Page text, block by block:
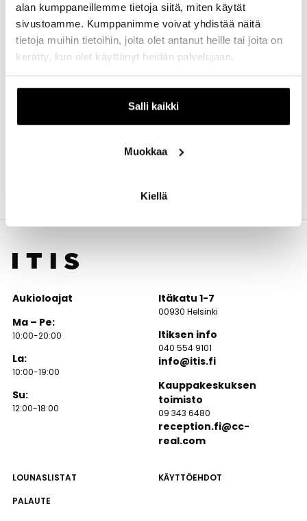
alan kumppaneillemme tietoja siitä, miten käytät
sivustoamme. Kumppanimme voivat yhdistää näitä
tietoja muihin tietoihin, joita olet antanut heille tai joita on
kerätty, kun olet käyttänyt heidän palvelujaan.
Salli kaikki
Muokkaa
Kiellä
Aava Itäkeskus on laajan palvelun lääkäriasema, joka
tarjoaa sekä yleis- ja erikoislääkäripalveluja että
työterveyshuoltopalveluja. Palveluvalikoimaan kuuluvat
myös röntgen, laboratorio ja pientoimenpiteet.
Aava Itäkeskus sijaitsee Itiksen toisen
kerroksen Terveyspalvelut-talossa.
LOUNASLISTAT
KÄYTTÖEHDOT
PALAUTE
Aukioloajat
Ma – Pe:
10:00-20:00
La:
10:00-19:00
Su:
12:00-18:00
Itäkatu 1-7
00930 Helsinki
Itiksen info
040 554 9101
info@itis.fi
Kauppakeskuksen
toimisto
09 343 6480
reception.fi@cc-
real.com